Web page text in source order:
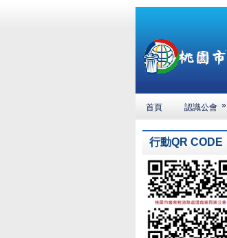
首頁 認識公會 »
行動QR CODE